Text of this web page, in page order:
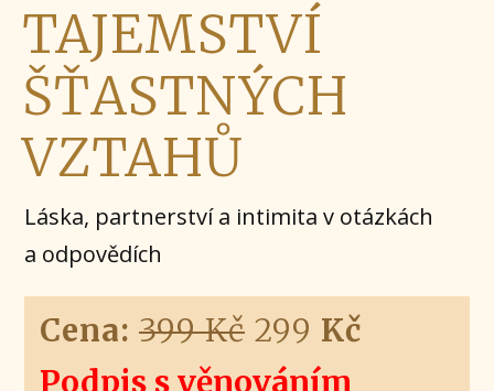
TAJEMSTVÍ
ŠŤASTNÝCH
VZTAHŮ
Láska, partnerství a intimita v otázkách
a odpovědích
Cena: 399 Kč 299 Kč
Podpis s věnováním